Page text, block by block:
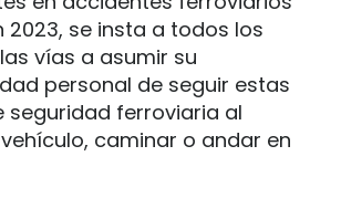
2023, se insta a todos los
vías a asumir su
personal de seguir estas
seguridad ferroviaria al
caminar o andar en